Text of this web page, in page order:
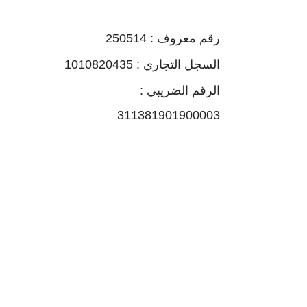
رقم معروف : 250514
السجل التجاري : 1010820435
الرقم الضريبي :
311381901900003